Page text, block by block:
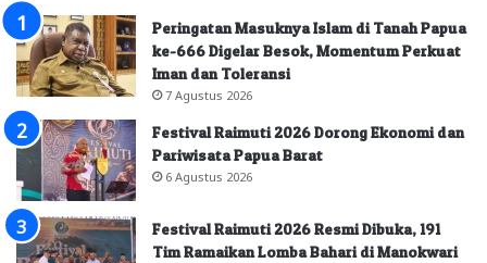
Peringatan Masuknya Islam di Tanah Papua
ke-666 Digelar Besok, Momentum Perkuat
Iman dan Toleransi
7 Agustus 2026
Festival Raimuti 2026 Dorong Ekonomi dan
Pariwisata Papua Barat
6 Agustus 2026
Festival Raimuti 2026 Resmi Dibuka, 191
Tim Ramaikan Lomba Bahari di Manokwari